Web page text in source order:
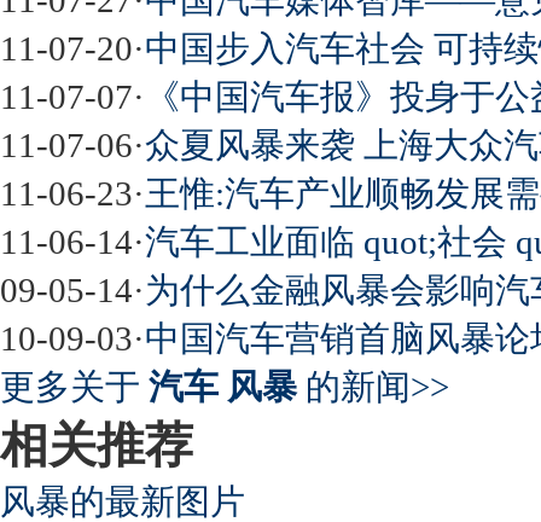
11-07-20·中国步入汽车社会 可持
11-07-07· 《中国汽车报》投身于
11-07-06·众夏风暴来袭 上海大众
11-06-23·王惟:汽车产业顺畅发展
11-06-14·汽车工业面临 quot;社会
09-05-14·为什么金融风暴会影响汽
10-09-03·中国汽车营销首脑风暴论
更多关于 汽车 风暴的新闻>>
相关推荐
风暴的最新图片